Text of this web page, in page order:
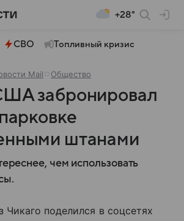
+28°
СВО Топливный кризис
Mail Общество
забронировал
штанами
чем использовать
Чикаго поделился в соцсетях